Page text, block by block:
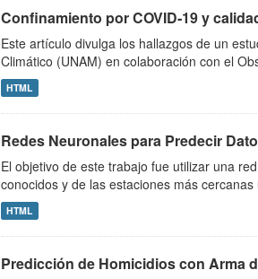
Confinamiento por COVID‑19 y
Este artículo divulga los hallazgos de un
Climático (UNAM) en colaboración con el
HTML
Redes Neuronales para Predecir
El objetivo de este trabajo fue utilizar una
conocidos y de las estaciones más
HTML
Predicción de Homicidios con Arma